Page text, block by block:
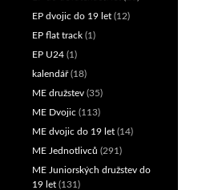
EP dvojic do 19 let (12)
EP flat track (1)
EP U24 (1)
kalendář(18)
ME družstev (35)
ME Dvojic (113)
ME dvojic do 19 let (14)
ME Jednotlivců (291)
ME Juniorských družstev do
19 let (131)